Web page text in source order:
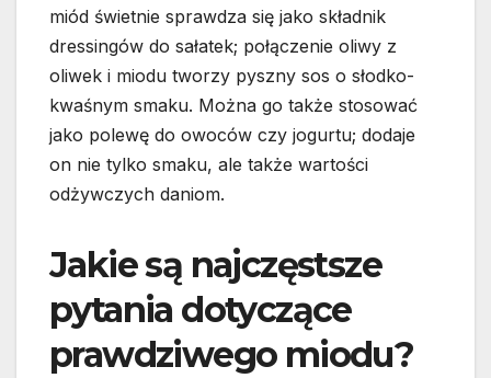
miód świetnie sprawdza się jako składnik
dressingów do sałatek; połączenie oliwy z
oliwek i miodu tworzy pyszny sos o słodko-
kwaśnym smaku. Można go także stosować
jako polewę do owoców czy jogurtu; dodaje
on nie tylko smaku, ale także wartości
odżywczych daniom.
Jakie są najczęstsze
pytania dotyczące
prawdziwego miodu?